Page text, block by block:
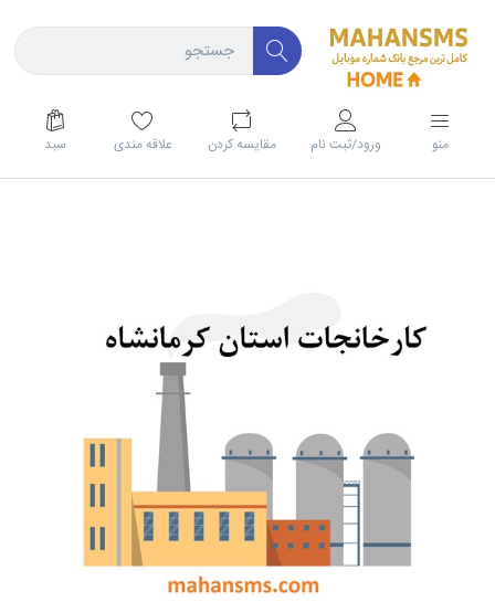
منو ورود/ثبت نام مقايسه كردن علاقه مندی سبد